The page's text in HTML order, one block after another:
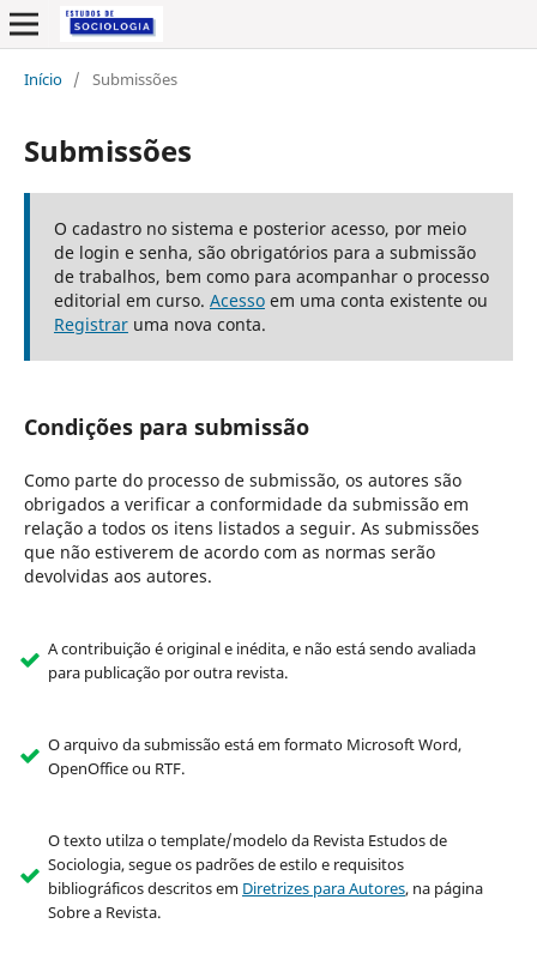
Início / Submissões
Submissões
O cadastro no sistema e posterior acesso, por meio
de login e senha, são obrigatórios para a submissão
de trabalhos, bem como para acompanhar o processo
editorial em curso. Acessoem uma conta existente ou
Registraruma nova conta.
Condições para submissão
Como parte do processo de submissão, os autores são
obrigados a verificar a conformidade da submissão em
relação a todos os itens listados a seguir. As submissões
que não estiverem de acordo com as normas serão
devolvidas aos autores.
A contribuição é original e inédita, e não está sendo avaliada
para publicação por outra revista.
O arquivo da submissão está em formato Microsoft Word,
OpenOffice ou RTF.
O texto utilza o template/modelo da Revista Estudos de
Sociologia, segue os padrões de estilo e requisitos
bibliográficos descritos em Diretrizes para Autores, na página
Sobre a Revista.